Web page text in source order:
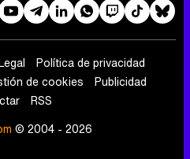
Política de privacidad
de cookies
Publicidad
RSS
© 2004 - 2026